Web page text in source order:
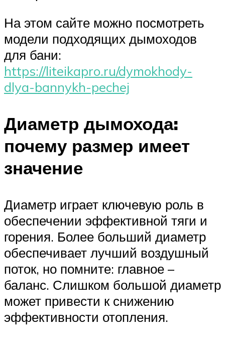
На этом сайте можно посмотреть
модели подходящих дымоходов
для бани:
https://liteikapro.ru/dymokhody-
dlya-bannykh-pechej
Диаметр дымохода:
почему размер имеет
значение
Диаметр играет ключевую роль в
обеспечении эффективной тяги и
горения. Более больший диаметр
обеспечивает лучший воздушный
поток, но помните: главное –
баланс. Слишком большой диаметр
может привести к снижению
эффективности отопления.